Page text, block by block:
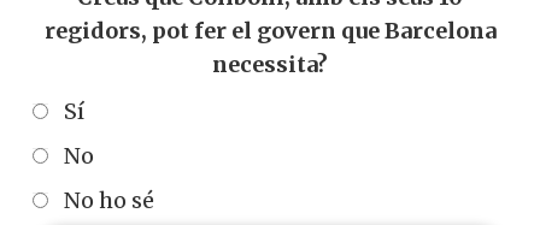
creure que puguin aportar solucions.
regidors, pot fer el govern que Barcelona
Sí